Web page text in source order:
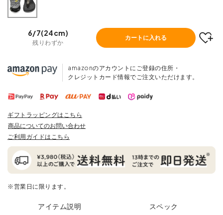
6/7(24cm)
残りわずか
カートに入れる
amazonのアカウントにご登録の住所・
クレジットカード情報でご注文いただけます。
ギフトラッピングはこちら
商品についてのお問い合わせ
ご利用ガイドはこちら
※営業日に限ります。
アイテム説明 スペック